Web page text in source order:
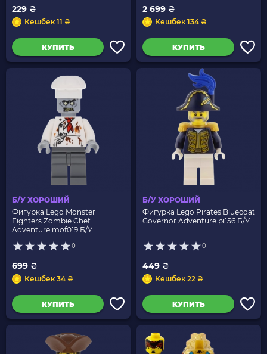
229 ₴
Кешбек 11 ₴
КУПИТЬ
2 699 ₴
Кешбек 134 ₴
КУПИТЬ
Б/У ХОРОШИЙ
Фигурка Lego Monster
Fighters Zombie Chef
Adventure mof019 Б/У
0
699 ₴
Кешбек 34 ₴
КУПИТЬ
Б/У ХОРОШИЙ
Фигурка Lego Pirates Bluecoat
Governor Adventure pi156 Б/У
0
449 ₴
Кешбек 22 ₴
КУПИТЬ